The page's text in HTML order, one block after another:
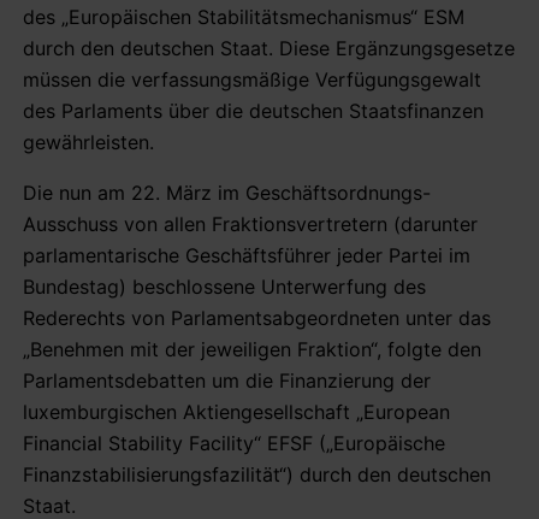
des „Europäischen Stabilitätsmechanismus“ ESM
durch den deutschen Staat. Diese Ergänzungsgesetze
müssen die verfassungsmäßige Verfügungsgewalt
des Parlaments über die deutschen Staatsfinanzen
gewährleisten.
Die nun am 22. März im Geschäftsordnungs-
Ausschuss von allen Fraktionsvertretern (darunter
parlamentarische Geschäftsführer jeder Partei im
Bundestag) beschlossene Unterwerfung des
Rederechts von Parlamentsabgeordneten unter das
„Benehmen mit der jeweiligen Fraktion“, folgte den
Parlamentsdebatten um die Finanzierung der
luxemburgischen Aktiengesellschaft „European
Financial Stability Facility“ EFSF („Europäische
Finanzstabilisierungsfazilität“) durch den deutschen
Staat.